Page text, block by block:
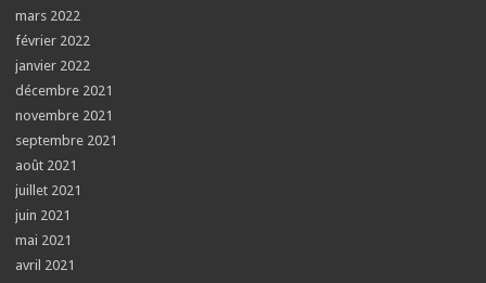
mars 2022
février 2022
janvier 2022
décembre 2021
novembre 2021
septembre 2021
août 2021
juillet 2021
juin 2021
mai 2021
avril 2021